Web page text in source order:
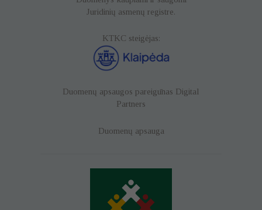
Juridinių asmenų registre.
KTKC steigėjas:
Duomenų apsaugos pareigūnas Digital
Partners
Duomenų apsauga